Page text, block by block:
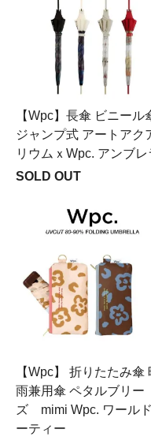
【Wpc】長傘 ビニール
ジャンプ式 アートアク
リウムｘWpc. アンブレ
SOLD OUT
【Wpc】 折りたたみ傘
雨兼用傘 ペタルブリー
ズ mimi Wpc. ワール
ーティー